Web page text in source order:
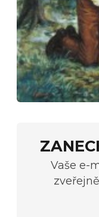
Vaše e-